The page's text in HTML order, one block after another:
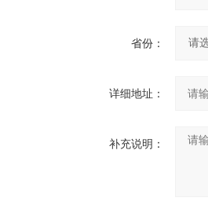
省份：
详细地址：
补充说明：